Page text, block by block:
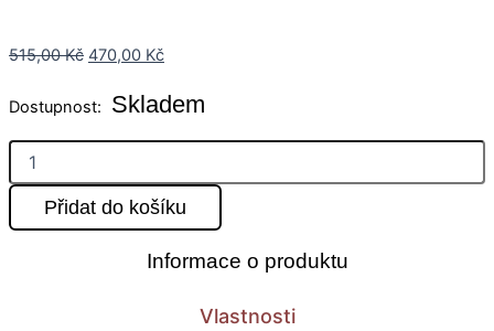
515,00Kč 470,00 Kč
Dostupnost: Skladem
Přidat do košíku
Informace o produktu
Vlastnosti